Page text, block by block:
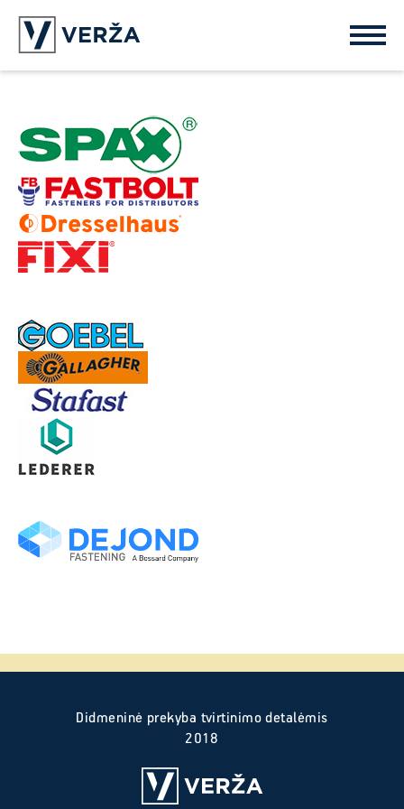
Didmeninė prekyba tvirtinimo detalėmis
2018